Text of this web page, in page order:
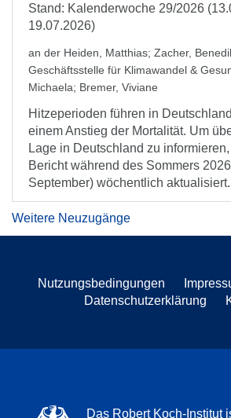
Stand: Kalenderwoche 29/2026
19.07.2026)
an der Heiden, Matthias; Zacher,
Geschäftsstelle für Klimawandel &
Michaela; Bremer, Viviane
Hitzeperioden führen in
einem Anstieg der Mortalität. Um
Lage in Deutschland zu
Bericht während des Sommers
September) wöchentlich aktualisiert.
Weitere Neuzugänge
Nutzungsbedingungen
Datenschutzerklärung
Das Robert Koch-Institut